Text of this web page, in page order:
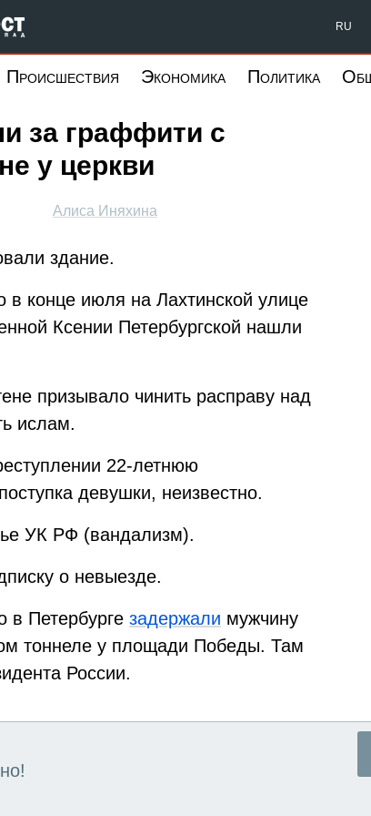
Северо-Запад RU
Происшествия Экономика Политика
за граффити с
у церкви
Алиса Иняхина
здание.
в конце июля на Лахтинской улице
Ксении Петербургской нашли
призывало чинить расправу над
ислам.
22-летнюю
девушки, неизвестно.
УК РФ (вандализм).
о невыезде.
в Петербурге задержали мужчину
тоннеле у площади Победы. Там
России.